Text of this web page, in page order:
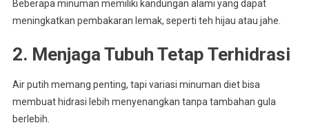
Beberapa minuman memiliki kandungan alami yang dapat
meningkatkan pembakaran lemak, seperti teh hijau atau jahe.
2. Menjaga Tubuh Tetap Terhidrasi
Air putih memang penting, tapi variasi minuman diet bisa
membuat hidrasi lebih menyenangkan tanpa tambahan gula
berlebih.